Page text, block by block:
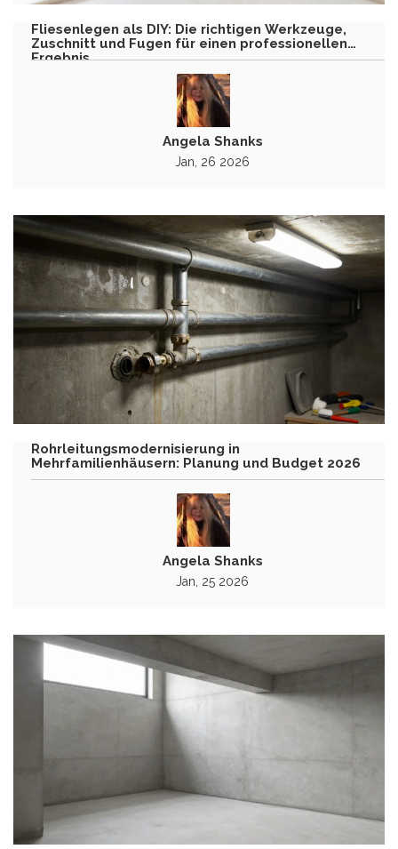
Fliesenlegen als DIY: Die richtigen Werkzeuge,
Zuschnitt und Fugen für einen professionellen
Ergebnis
Angela Shanks
Jan, 26 2026
Rohrleitungsmodernisierung in
Mehrfamilienhäusern: Planung und Budget 2026
Angela Shanks
Jan, 25 2026